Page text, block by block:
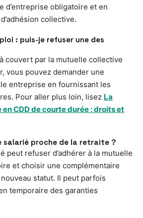
d’entreprise obligatoire et en
collective.
: puis-je refuser une des
couvert par la mutuelle collective
vous pouvez demander une
entreprise en fournissant les
Pour aller plus loin, lisez La
CDD de courte durée : droits et
salarié proche de la retraite ?
peut refuser d’adhérer à la mutuelle
et choisir une complémentaire
statut. Il peut parfois
temporaire des garanties